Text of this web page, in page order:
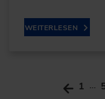
WEITERLESEN
1 …